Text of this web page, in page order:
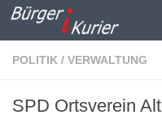
Zum Inhalt springen
POLITIK / VERWALTUNG
SPD Ortsverein